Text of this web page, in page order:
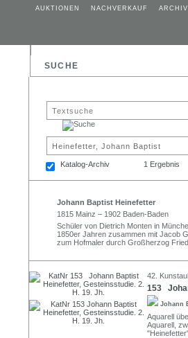
AUKTIONEN NACHVERKAUF ARCHIV
SUCHE
Katalog-Archiv 1 Ergebnis
Johann Baptist Heinefetter
1815 Mainz – 1902 Baden-Baden
Schüler von Dietrich Monten in
1850er Jahren zusammen mit Jacob
zum Hofmaler durch Großherzog
42.
153
Johann
Aquarell
Aquarell,